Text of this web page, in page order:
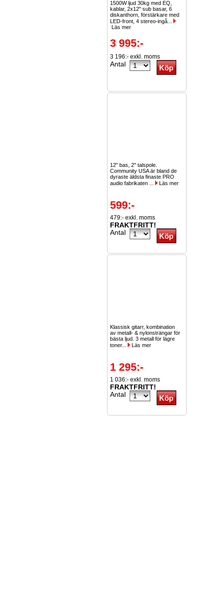
1500W ljud 30kg med EQ,
kablar, 2x12" sub basar, 6
diskanthorn, förstärkare med
LED-front, 4 stereo-ingå...
Läs mer
3 995:-
3 196:- exkl. moms
Antal
12" bas, 2" talspole.
Community USA är bland de
dyraste äldsta finaste PRO
audio fabrikaten ...
Läs mer
599:-
479:- exkl. moms
FRAKTFRITT!
Antal
Klassisk gitarr, kombination
av metall- & nylonsträngar för
bästa ljud. 3 metall för lägre
toner...
Läs mer
1 295:-
1 036:- exkl. moms
FRAKTFRITT!
Antal